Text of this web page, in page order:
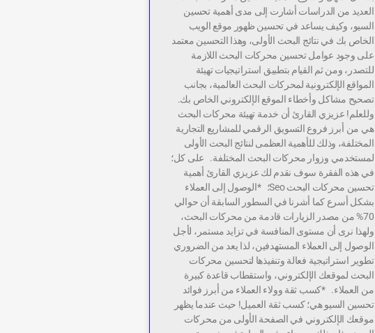
العديد من الدراسات أشارت إلى مدى أهمية تحسين
السيو، وكيف يساعد في تحسين ظهور موقع الويب
الخاص بك في نتائج البحث الأولى، وهذا التحسين معتمد
على وجود عوامل تحسين محركات البحث اللازمة
للتصدر، ومن ثم القيام بتطبيق استراتيجيات تهيئة
المواقع الإلكترونية لمحركات البحث العالمية، بجانب
تصحيح مشاكل وأخطاء الموقع الإلكتروني الخاص بك.
وللعلم! عزيزي القارئ أن خدمة تهيئة محركات البحث
هي من أبرز فروع التسويق الرقمي للمشاريع التجارية
المختلفة، وذلك للأهمية العظمى لنتائج البحث الأولى
لمستخدمي وزوار محركات البحث المختلفة. على كل؛
في هذه الفقرة سوف نقدم لك عزيزي القارئ أهمية
تحسين محركات البحث Seo؛ *الوصول إلى العملاء
بشكل أسرع كما أشرنا في السطور السابقة أن حوالي
70% من مصدر الزيارات قادمة من محركات البحث،
ولهذا نرى أن مستوى المنافسة في تزايد مستمر، لأجل
الوصول إلى العملاء المستهدفين، لذا يعد من الضروري
تطوير استراتيجية فعالة وتنفيذها لتحسين محركات
البحث لموقعك الإلكتروني، واستقطاب قاعدة كبيرة
من العملاء. *كسب ثقة وولاء العملاء من أبرز فوائد
تحسين السيو هي؛ كسب ثقة العميل! حيث عندما يظهر
موقعك الإلكتروني في الصفحة الأولى من محركات